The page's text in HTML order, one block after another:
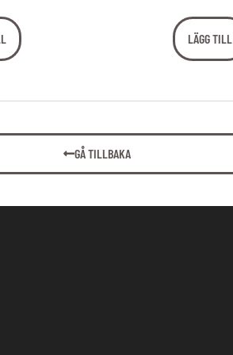
LÄGG TILL
GÅ TILLBAKA